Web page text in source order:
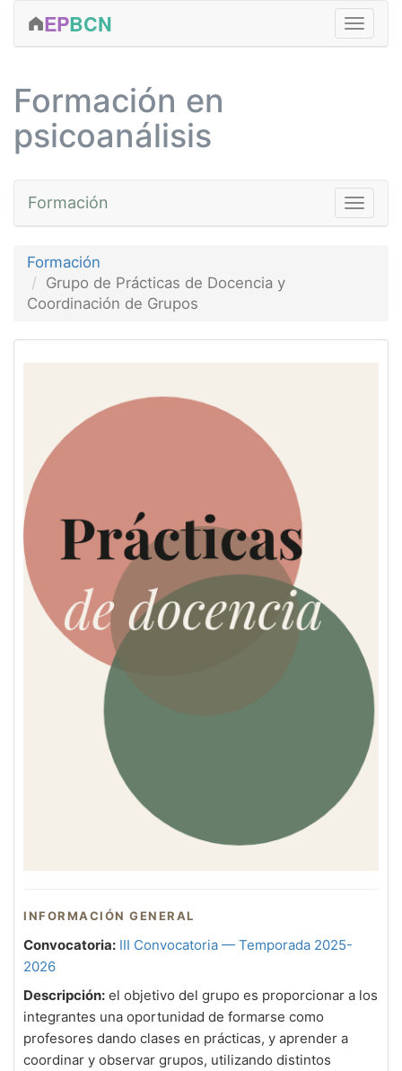
EPBCN
CLÍNICA
ACTIVIDADES
SERVICIOS
CONTACTAR
Formación en
psicoanálisis
Toggle
Formación
Fundamentos
Servicios
Equipo
Noticias
Grupo de Prácticas de
Formación
Grupo de Prácticas de Docencia y
Coordinación de Grupos
INFORMACIÓN GENERAL
Convocatoria: III Convocatoria — Temporada 2025-
2026
Descripción: el objetivo del grupo es proporcionar a los
integrantes una oportunidad de formarse como
profesores dando clases en prácticas, y aprender a
coordinar y observar grupos, utilizando distintos